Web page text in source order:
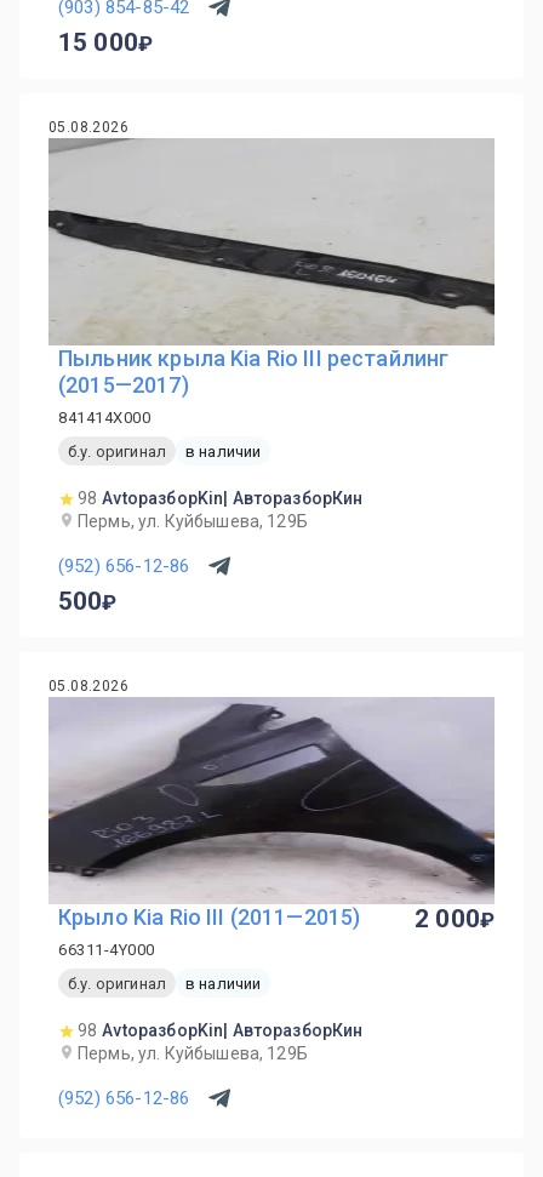
(903) 854-85-42
15 000
05.08.2026
Пыльник крыла Kia Rio III рестайлинг
(2015—2017)
841414X000
б.у. оригинал
в наличии
98 AvtoразборKin| АвторазборКин
Пермь, ул. Куйбышева, 129Б
(952) 656-12-86
500
05.08.2026
Крыло Kia Rio III (2011—2015)
66311-4Y000
б.у. оригинал
в наличии
98 AvtoразборKin| АвторазборКин
Пермь, ул. Куйбышева, 129Б
(952) 656-12-86
2 000